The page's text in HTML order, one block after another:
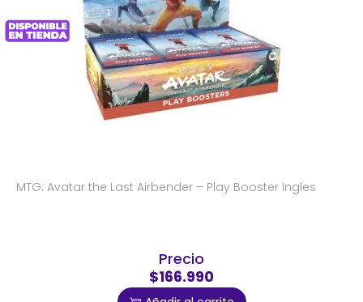
MTG: Avatar the Last Airbender – Play Booster Ingles
Precio
$166.990